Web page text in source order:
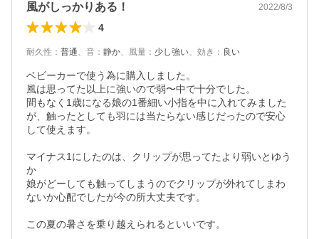
風がしっかりある！ 2022/8/3
4
耐久性 ： 普通、 音 ： 静か、 風量 ： 少し強い、 効き ： 良い
ベビーカーで使う為に購入しました。
風は思ってた以上に強いので弱〜中で十分でした。
間もなく1歳になる娘の1番細い小指を中に入れてみました
が、触ったとしても羽には当たらない感じだったので安心
して使えます。
マイナス1にしたのは、クリップが思ってたより弱いとゆう
か
娘がどーしても触ってしまうのでクリップが外れてしまわ
ないか心配でしたが今の所大丈夫です。
この夏の暑さを乗り越えられるといいです。